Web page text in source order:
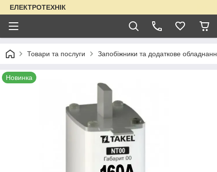
ЕЛЕКТРОТЕХНІК
Товари та послуги Запобіжники та додаткове
Новинка